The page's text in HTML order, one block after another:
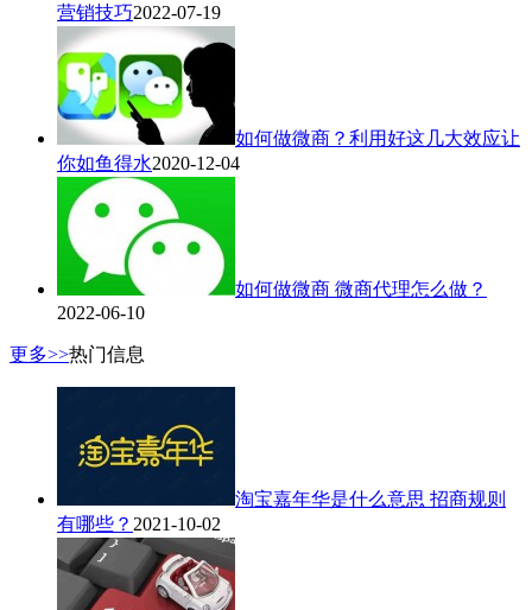
营销技巧2022-07-19
如何做微商？利用好这几大效应让
你如鱼得水2020-12-04
如何做微商 微商代理怎么做？
2022-06-10
更多>>热门信息
淘宝嘉年华是什么意思 招商规则
有哪些？ 2021-10-02